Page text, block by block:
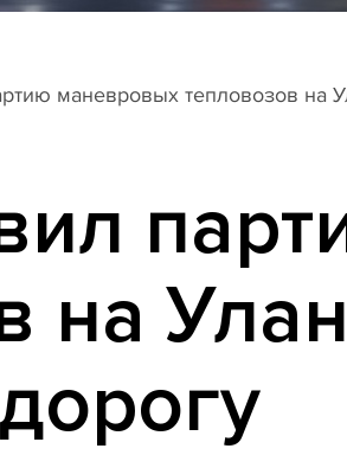
маневровых тепловозов на
на